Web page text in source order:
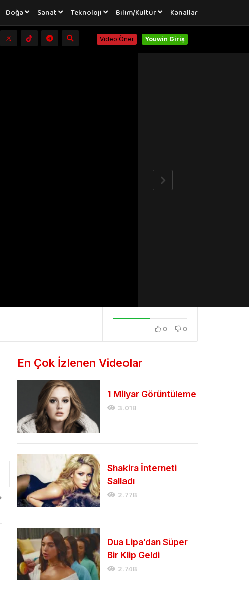
Doğa Sanat Teknoloji Bilim/Kültür Kanallar
Video Öner Youwin Giriş
0 0
En Çok İzlenen Videolar
1 Milyar Görüntüleme
3.01B
Shakira İnterneti
Salladı
2.77B
Dua Lipa’dan Süper
Bir Klip Geldi
2.74B